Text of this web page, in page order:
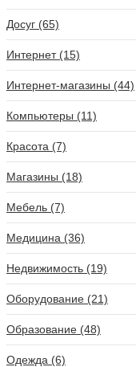
Досуг (65)
Интернет (15)
Интернет-магазины (44)
Компьютеры (11)
Красота (7)
Магазины (18)
Мебель (7)
Медицина (36)
Недвижимость (19)
Оборудование (21)
Образование (48)
Одежда (6)